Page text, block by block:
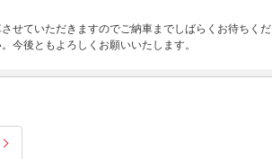
せていただきますのでご納車までしばらくお待ちくだ
今後ともよろしくお願いいたします。